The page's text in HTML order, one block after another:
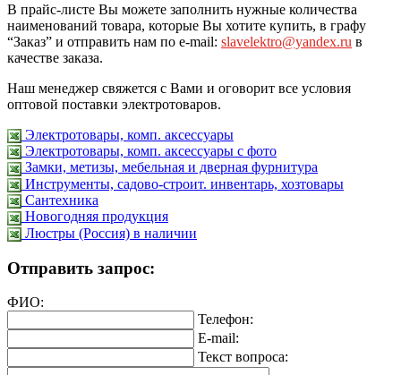
В прайс-листе Вы можете заполнить нужные количества
наименований товара, которые Вы хотите купить, в графу
“Заказ” и отправить нам по e-mail: slavelektro@yandex.ru в
качестве заказа.
Наш менеджер свяжется с Вами и оговорит все условия
оптовой поставки электротоваров.
Электротовары, комп. аксессуары
Электротовары, комп. аксессуары с фото
Замки, метизы, мебельная и дверная фурнитура
Инструменты, садово-строит. инвентарь, хозтовары
Сантехника
Новогодняя продукция
Люстры (Россия) в наличии
Отправить запрос:
ФИО:
Телефон:
E-mail:
Текст вопроса: